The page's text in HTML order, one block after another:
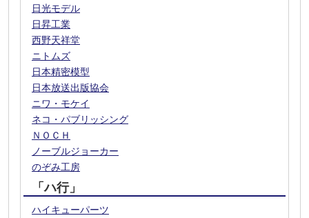
日光モデル
日昇工業
西野天祥堂
ニトムズ
日本精密模型
日本放送出版協会
ニワ・モケイ
ネコ・パブリッシング
ＮＯＣＨ
ノーブルジョーカー
のぞみ工房
「ハ行」
ハイキューパーツ